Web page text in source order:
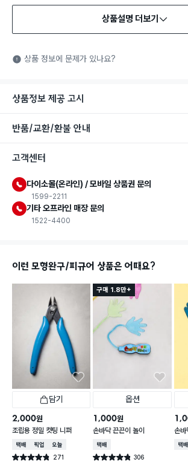
KC인증: 국민을 안전하게 보호하기 위해 정
전, 보건, 환경, 품질 등의 국가통합인증 마
상품설명 더보기
상품 정보에 문제가 있나요?
상품정보 제공 고시
반품/교환/환불 안내
고객센터
다이소몰(온라인) / 모바일 상품권 문의
1599-2211
기타 오프라인 매장 문의
1522-4400
이런 모형완구/피규어 상품은 어때요?
담기
2,000원
조립용 정밀 컷팅 니퍼
택배배송매장픽업오늘배송
별점 4.8점 271
건 작성
구매 1.8만+
옵션
1,000원
손바닥 끈끈이 놀이
택배배송
별점 4.8점 306
건 작성
손바
택